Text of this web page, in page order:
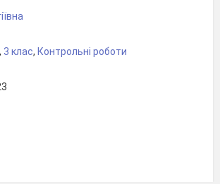
like?
playing football;
and swimming;
favourite toys?
a toy truck;
, 3 клас, Контрольні роботи